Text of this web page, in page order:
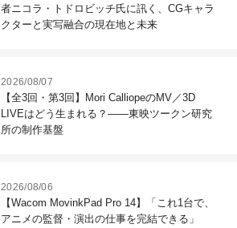
者ニコラ・トドロビッチ氏に訊く、CGキャラ
クターと実写融合の現在地と未来
2026/08/07
【全3回・第3回】Mori CalliopeのMV／3D
LIVEはどう生まれる？――東映ツークン研究
所の制作基盤
2026/08/06
【Wacom MovinkPad Pro 14】「これ1台で、
アニメの監督・演出の仕事を完結できる」